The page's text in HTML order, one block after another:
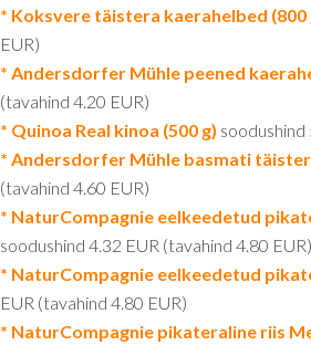
* Koksvere täistera kaerahelbed (800
EUR)
* Andersdorfer Mühle peened
(tavahind 4.20 EUR)
* Quinoa Real kinoa (500 g) soodushind
* Andersdorfer Mühle basmati
(tavahind 4.60 EUR)
* NaturCompagnie eelkeedetud
soodushind 4.32 EUR (tavahind 4.80 EUR)
* NaturCompagnie eelkeedetud
EUR (tavahind 4.80 EUR)
* NaturCompagnie pikateraline riis